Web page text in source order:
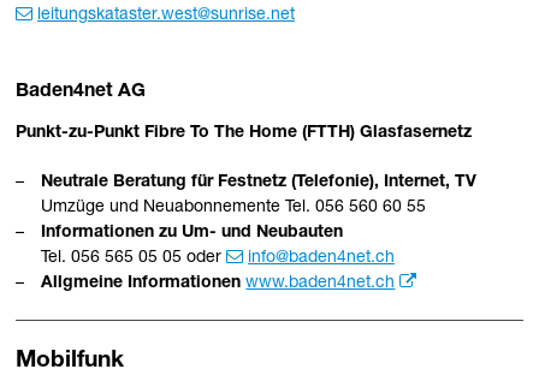
leitungskataster.west@sunrise.net
Baden4net AG
Punkt-zu-Punkt Fibre To The Home (FTTH) Glasfasernetz
Neutrale Beratung für Festnetz (Telefonie), Internet, TV
Umzüge und Neuabonnemente Tel. 056 560 60 55
Informationen zu Um- und Neubauten
Tel. 056 565 05 05 oder
info@baden4net.ch
Allgmeine Informationen www.baden4net.ch
Mobilfunk